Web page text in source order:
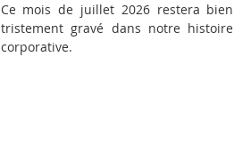
Ce mois de juillet 2026 restera bien
tristement gravé dans notre histoire
corporative.